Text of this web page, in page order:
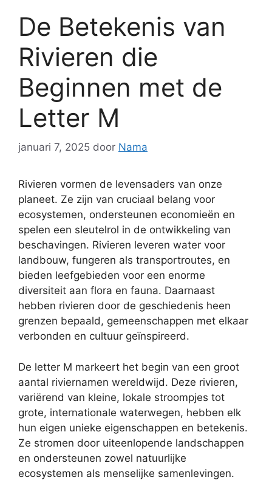
De Betekenis van
Rivieren die
Beginnen met de
Letter M
januari 7, 2025 door Nama
Rivieren vormen de levensaders van onze
planeet. Ze zijn van cruciaal belang voor
ecosystemen, ondersteunen economieën en
spelen een sleutelrol in de ontwikkeling van
beschavingen. Rivieren leveren water voor
landbouw, fungeren als transportroutes, en
bieden leefgebieden voor een enorme
diversiteit aan flora en fauna. Daarnaast
hebben rivieren door de geschiedenis heen
grenzen bepaald, gemeenschappen met elkaar
verbonden en cultuur geïnspireerd.
De letter M markeert het begin van een groot
aantal riviernamen wereldwijd. Deze rivieren,
variërend van kleine, lokale stroompjes tot
grote, internationale waterwegen, hebben elk
hun eigen unieke eigenschappen en betekenis.
Ze stromen door uiteenlopende landschappen
en ondersteunen zowel natuurlijke
ecosystemen als menselijke samenlevingen.